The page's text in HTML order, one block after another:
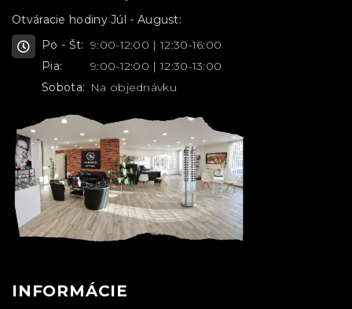
Otváracie hodiny Júl - August:
Po - Št: 9:00-12:00 | 12:30-16:00
Pia:
9:00-12:00 | 12:30-13:00
Sobota: Na objednávku
INFORMÁCIE